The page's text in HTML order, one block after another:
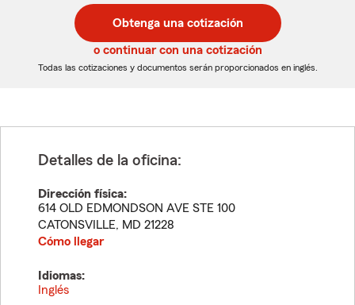
de
5
dígitos
de
5
dígitos
Obtenga una cotización
o continuar con una cotización
Todas las cotizaciones y documentos serán proporcionados en inglés.
Detalles de la oficina:
Dirección física:
614 OLD EDMONDSON AVE STE 100
CATONSVILLE, MD 21228
Cómo llegar
Idiomas:
Inglés